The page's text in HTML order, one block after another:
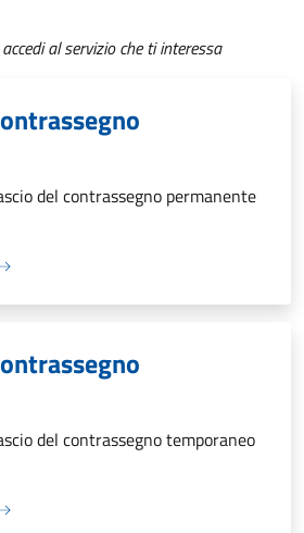
al servizio che ti interessa
del contrassegno permanente
del contrassegno temporaneo